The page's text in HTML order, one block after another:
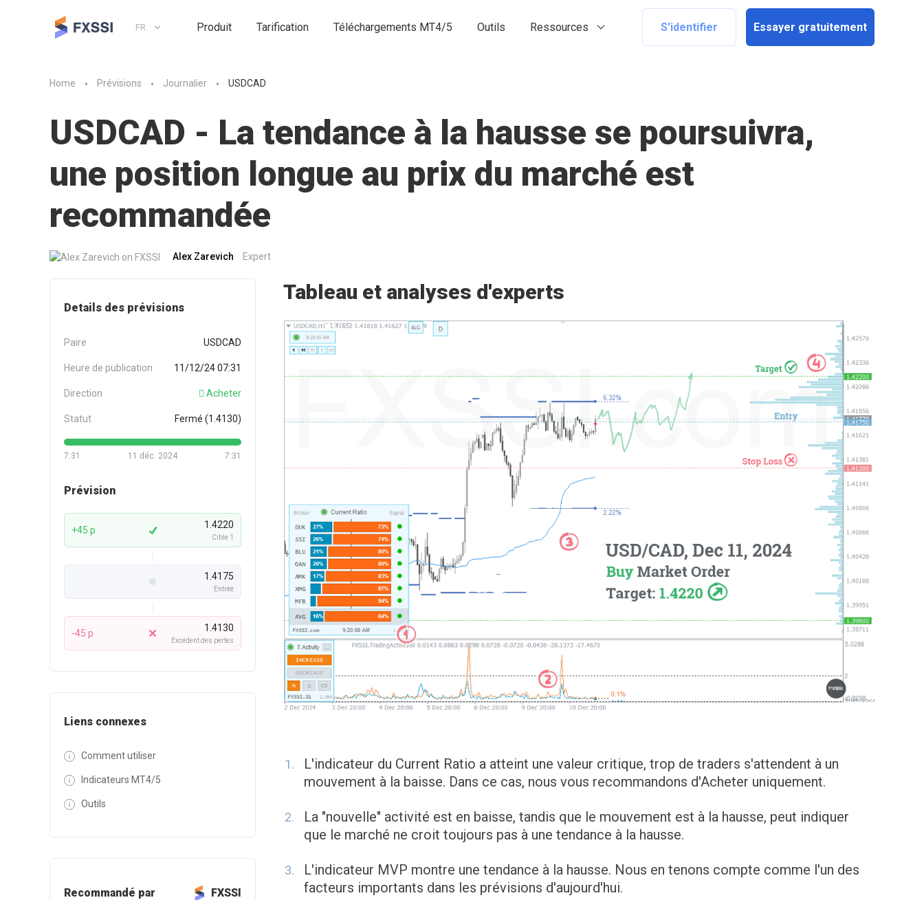
FR Produit Tarification Téléchargements MT4/5 Outils Ressources S'identifier Essayer gratuitement
Home Prévisions Journalier USDCAD
USDCAD - La tendance à la hausse se poursuivra,
une position longue au prix du marché est
recommandée
Alex Zarevich Expert
Details des prévisions
Paire USDCAD
Heure de publication 11/12/24 07:31
Direction Acheter
Statut Fermé (1.4130)
7:31 7:31
11 déc. 2024
Prévision
+45 p 1.4220
Cible 1
1.4175
Entrée
-45 p 1.4130
Excédent des pertes
Liens connexes
Comment utiliser
Indicateurs MT4/5
Outils
Recommandé par FXSSI
Tableau et analyses d'experts
L'indicateur du Current Ratio a atteint une valeur critique, trop de traders s'attendent à un
mouvement à la baisse. Dans ce cas, nous vous recommandons d'Acheter uniquement.
La "nouvelle" activité est en baisse, tandis que le mouvement est à la hausse, peut indiquer
que le marché ne croit toujours pas à une tendance à la hausse.
L'indicateur MVP montre une tendance à la hausse. Nous en tenons compte comme l'un des
facteurs importants dans les prévisions d'aujourd'hui.